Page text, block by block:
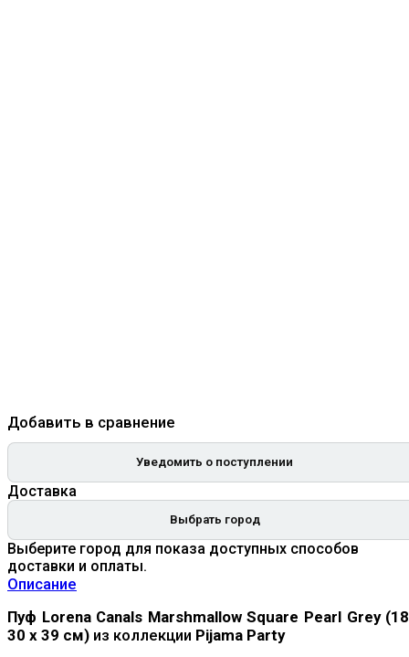
Добавить в сравнение
Уведомить о поступлении
Доставка
Выбрать город
Выберите город для показа доступных способов
доставки и оплаты.
Описание
Пуф Lorena Canals Marshmallow Square Pearl Grey
30 x 39 см) из коллекции Pijama Party